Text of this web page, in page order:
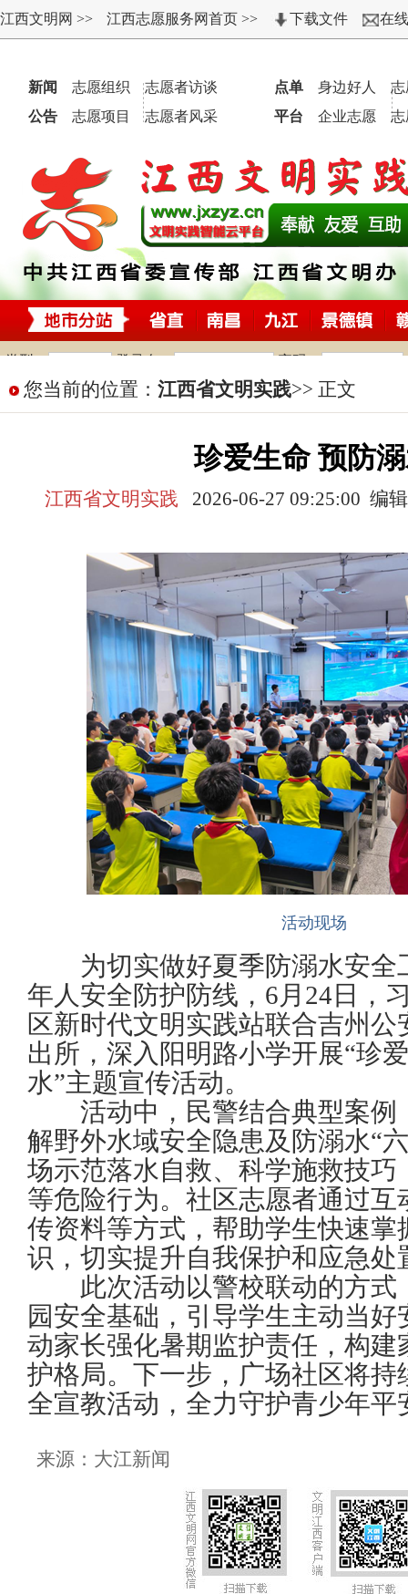
您当前的位置： 江西省文明实践>>
珍爱生命 预防
江西省文明实践 2026-06-27 09:25:00 编
活动现场
为切实做好夏季防溺水安全
年人安全防护防线，6月24日，
区新时代文明实践站联合吉州
出所，深入阳明路小学开展“珍
水”主题宣传活动。
活动中，民警结合典型案例
解野外水域安全隐患及防溺水“
场示范落水自救、科学施救技巧
等危险行为。社区志愿者通过互
传资料等方式，帮助学生快速掌
识，切实提升自我保护和应急处
此次活动以警校联动的方式
园安全基础，引导学生主动当好
动家长强化暑期监护责任，构建
护格局。下一步，广场社区将持
全宣教活动，全力守护青少年平
来源：大江新闻